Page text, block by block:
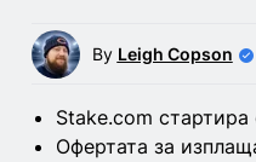
By Leigh Copson
Stake.com
Офертата за